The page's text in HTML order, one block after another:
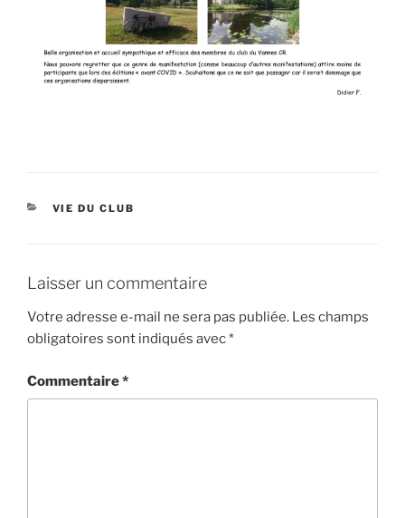
CATÉGORIES
VIE DU CLUB
Laisser un commentaire
Votre adresse e-mail ne sera pas publiée. Les champs
obligatoires sont indiqués avec*
Commentaire*